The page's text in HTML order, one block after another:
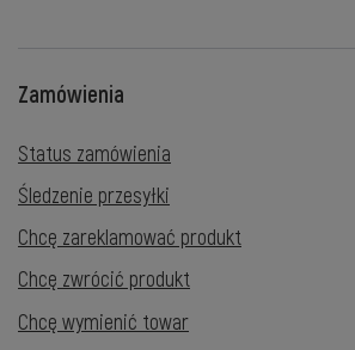
Zamówienia
Status zamówienia
Śledzenie przesyłki
Chcę zareklamować produkt
Chcę zwrócić produkt
Chcę wymienić towar